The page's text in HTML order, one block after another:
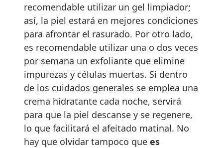
recomendable utilizar un gel limpiador;
así, la piel estará en mejores condiciones
para afrontar el rasurado. Por otro lado,
es recomendable utilizar una o dos veces
por semana un exfoliante que elimine
impurezas y células muertas. Si dentro
de los cuidados generales se emplea una
crema hidratante cada noche, servirá
para que la piel descanse y se regenere,
lo que facilitará el afeitado matinal. No
hay que olvidar tampoco que es